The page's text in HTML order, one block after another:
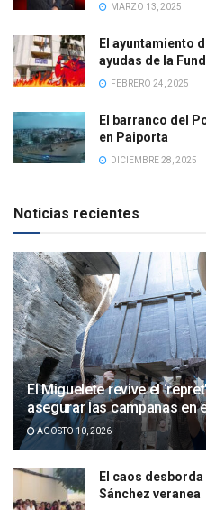
MARZO 13, 2025
El ayuntamiento
ayudas de la
FEBRERO 24, 2025
El barranco del
en Paiporta
DICIEMBRE 28, 2025
Noticias recientes
El Miguelete revive el
asegurar las campanas en
AGOSTO 10, 2026
El caos
Sánchez veranea